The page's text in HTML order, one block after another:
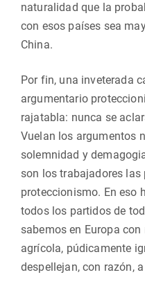
naturalidad que la
con esos países sea
China.
Por fin, una inveterada
argumentario
rajatabla: nunca se
Vuelan los argumentos
solemnidad y
son los trabajadores
proteccionismo. En eso
todos los partidos de
sabemos en Europa
agrícola, púdicamente
despellejan, con razón,